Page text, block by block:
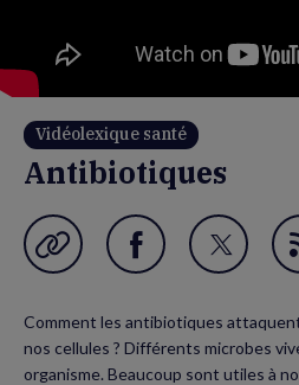
Vidéolexique santé
Antibiotiques
Garder en favori
Partager
Facebook
(nouvelle
Partager
Twitter
Comment les antibiotiques
nos cellules ? Différents microbes
organisme. Beaucoup sont utiles à